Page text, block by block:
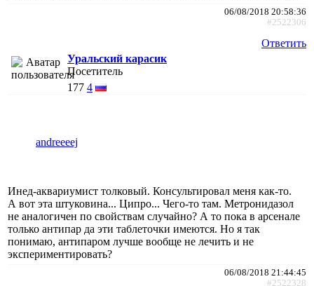
06/08/2018 20:58:36
#2522306
Ответить
Уральский карасик
Посетитель
177 4
andreeeej
Инед-аквариумист толковый. Консультировал меня как-то.
А вот эта штуковина... Ципро... Чего-то там. Метронидазол
не аналогичен по свойствам случайно? А то пока в арсенале
только антипар да эти таблеточки имеются. Но я так
понимаю, антипаром лучше вообще не лечить и не
экспериментировать?
06/08/2018 21:44:45
#2522328